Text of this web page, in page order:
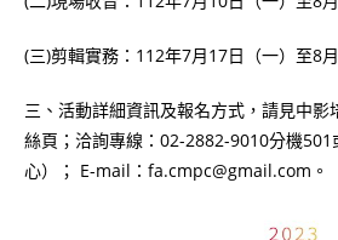
(三)剪輯實務：112年7月17日（一）至8
三、活動詳細資訊及報名方式，請見中影
絲頁；洽詢專線：02-2882-9010分機501
心）； E-mail：fa.cmpc@gmail.com。